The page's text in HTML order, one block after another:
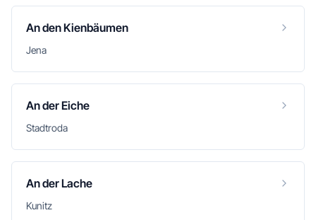
An den Kienbäumen
Jena
An der Eiche
Stadtroda
An der Lache
Kunitz